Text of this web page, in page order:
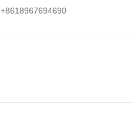
+8618967694690